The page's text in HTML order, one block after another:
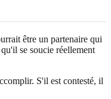
être un partenaire qui
se soucie réellement
S'il est contesté, il